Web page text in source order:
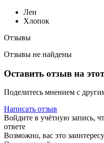
Лен
Хлопок
Отзывы
Отзывы не найдены
Оставить отзыв на
Поделитесь мнением с
Написать отзыв
Войдите в учётную запись,
ответе
Возможно, вас это